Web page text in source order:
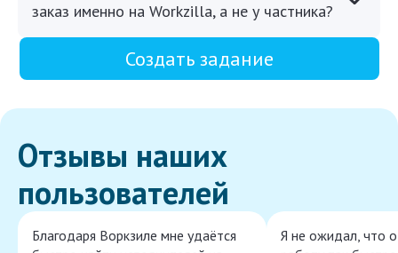
заказ именно на Workzilla, а не у частника?
Создать задание
Отзывы наших
пользователей
Благодаря Воркзиле мне удаётся
Я не ожидал, что